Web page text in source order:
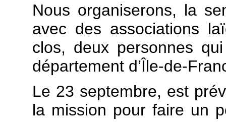
Nous organiserons, la
avec des associations
clos, deux personnes
département d’Île-de-
Le 23 septembre, est
la mission pour faire un